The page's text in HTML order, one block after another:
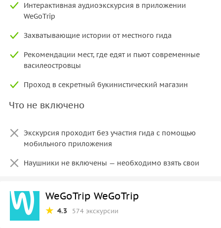
Интерактивная аудиоэкскурсия в приложении
WeGoTrip
Захватывающие истории от местного гида
Рекомендации мест, где едят и пьют современные
василеостровцы
Проход в секретный букинистический магазин
Что не включено
Экскурсия проходит без участия гида с помощью
мобильного приложения
Наушники не включены — необходимо взять свои
WeGoTrip WeGoTrip
4.3 574 экскурсии